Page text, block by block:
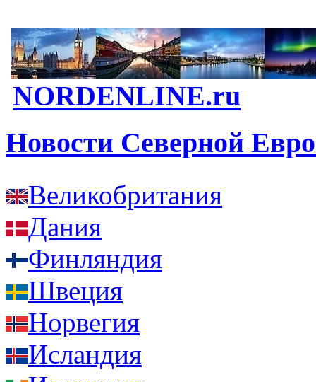
NORDENLINE.ru
Новости Северной
Великобритания
Дания
Финляндия
Швеция
Норвегия
Исландия